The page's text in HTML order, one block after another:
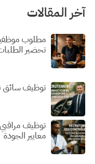
آخر المقالات
مطلوب
تحضير
توظيف سائق
توظيف
معايير الجودة